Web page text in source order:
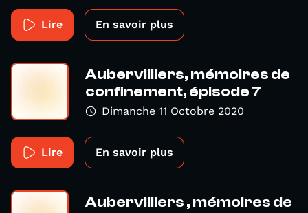
Lire En savoir plus
Aubervilliers, mémoires de
confinement, épisode 7
Dimanche 11 Octobre 2020
Lire En savoir plus
Aubervilliers , mémoires de